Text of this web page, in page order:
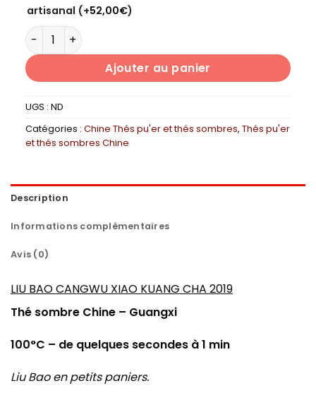
artisanal (+52,00€)
quantité de LIU BAO CANGWU XIAO KUANG CHA 2019
Ajouter au panier
UGS : ND
Catégories : Chine Thés pu'er et thés sombres, Thés pu'er
et thés sombres Chine
Description
Informations complémentaires
Avis (0)
LIU BAO CANGWU XIAO KUANG CHA 2019
Thé sombre Chine – Guangxi
100°C – de quelques secondes à 1 min
Liu Bao en petits paniers.